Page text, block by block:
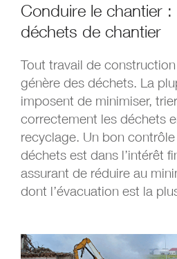
Conduire le chantier
déchets de chantier
Tout travail de
génère des déchets. La
imposent de minimiser,
correctement les déchets
recyclage. Un bon
déchets est dans l’intérêt
assurant de réduire au
dont l’évacuation est la